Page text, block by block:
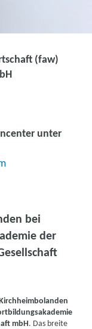
bei
der
(faw)
unter
mbH. Das breite